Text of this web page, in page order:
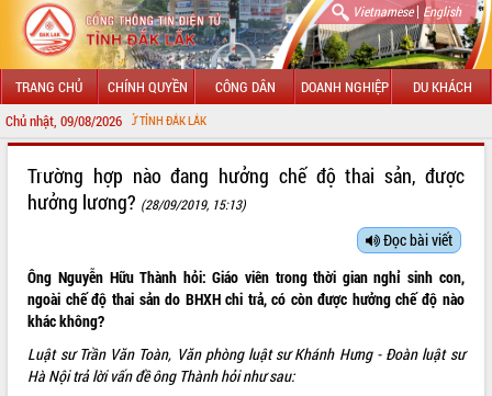
Vietnamese| English
TRANG CHỦ CHÍNH QUYỀN CÔNG DÂN DOANH NGHIỆP DU KHÁCH
Chủ nhật, 09/08/2026
TIN ĐIỆN TỬ TỈNH ĐẮK LẮK
LÃNH ĐẠO UBND TỈNH
SỞ, BAN, NGÀNH
THÔNG TIN CHỈ ĐẠO ĐIỀU HÀNH
Trường hợp nào đang hưởng chế độ thai sản, được
hưởng lương? (28/09/2019, 15:13)
Đọc bài viết
Ông Nguyễn Hữu Thành hỏi: Giáo viên trong thời gian nghỉ sinh con,
ngoài chế độ thai sản do BHXH chi trả, có còn được hưởng chế độ nào
khác không?
Luật sư Trần Văn Toàn, Văn phòng luật sư Khánh Hưng - Đoàn luật sư
Hà Nội trả lời vấn đề ông Thành hỏi như sau: